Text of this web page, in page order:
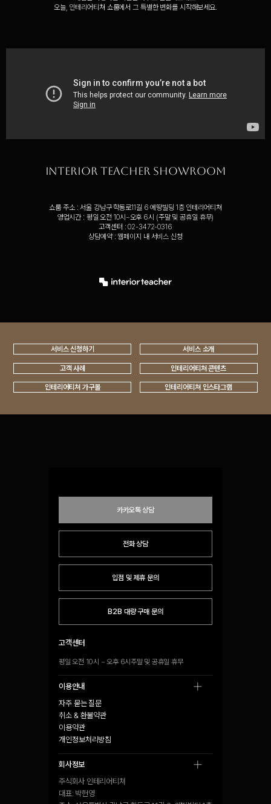
오늘, 인테리어티쳐 쇼룸에서 그 특별한 변화를 시작해보세요.
interior teacher showroom
쇼룸 주소 : 서울 강남구 학동로11길 6 에땅빌딩 1층 인테리어티쳐
영업시간 : 평일 오전 10시~오후 6시 (주말 및 공휴일 휴무)
고객센터 : 02-3472-0316
상담예약 : 웹페이지 내 서비스 신청
서비스 신청하기 서비스 소개
고객 사례 인테리어티쳐 콘텐츠
인테리어티쳐 가구몰 인테리어티쳐 인스타그램
카카오톡 상담
전화 상담
입점 및 제휴 문의
B2B 대량 구매 문의
고객센터
평일 오전 10시 ~ 오후 6시주말 및 공휴일 휴무
이용안내
자주 묻는 질문
취소 & 환불약관
이용약관
개인정보처리방침
회사정보
회사정보
주식회사 인테리어티쳐
대표: 박헌영